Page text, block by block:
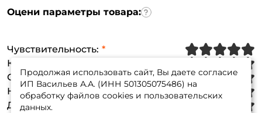
Оцени параметры товара:
Чувствительность:
Качество сборки
Соответствие тесту:
Надежность :
Дизайн:
Продолжая использовать сайт, Вы даете согласие
ИП Васильев А.А. (ИНН 501305075486) на
обработку файлов cookies и пользовательских
данных.
Создать аккаунт